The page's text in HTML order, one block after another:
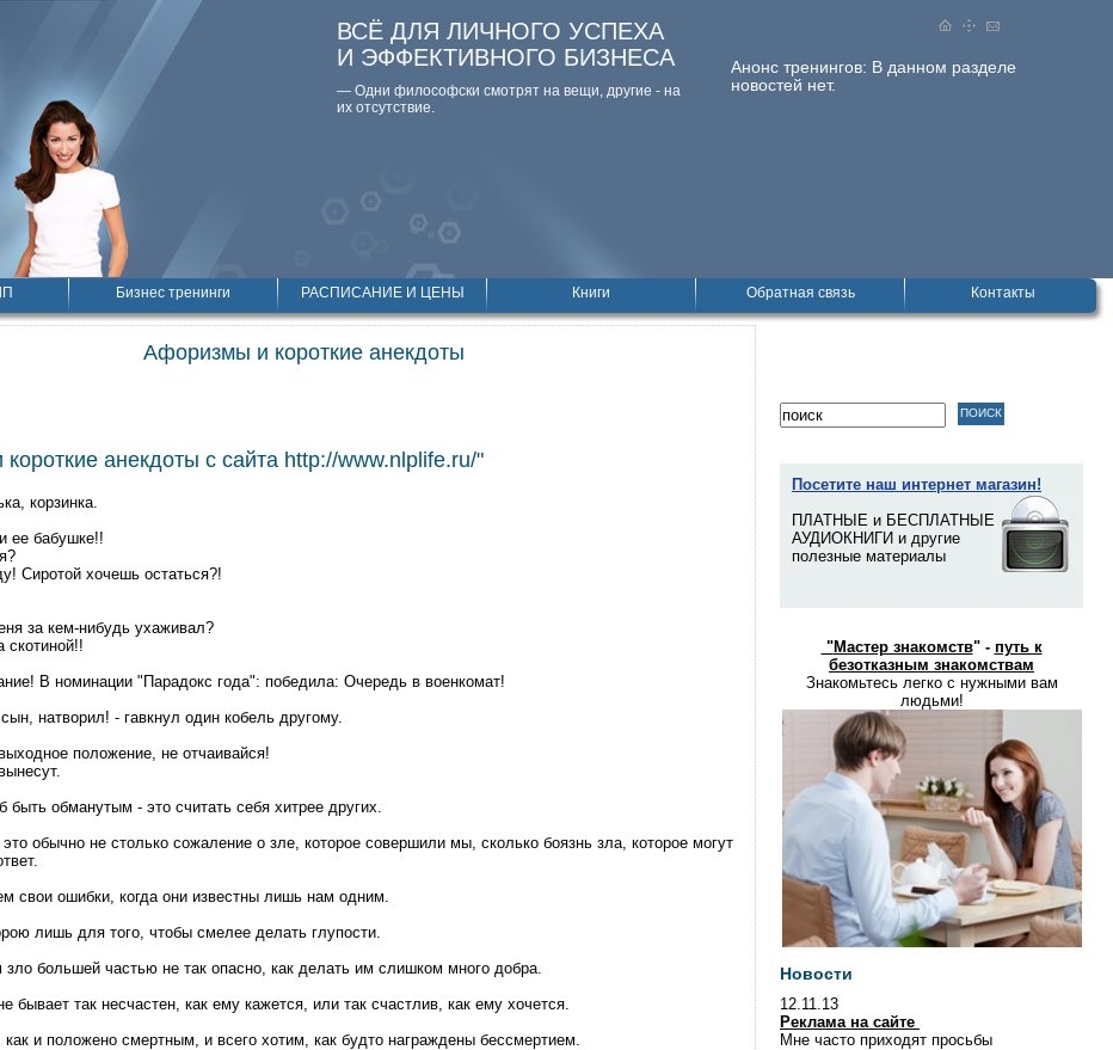
Анонс тренингов: В данном разделе
новостей нет.
ВСЁ ДЛЯ ЛИЧНОГО УСПЕХА
И ЭФФЕКТИВНОГО БИЗНЕСА
— Одни философски смотpят на вещи, дpугие - на
их отсутствие.
Бизнес тренинги РАСПИСАНИЕ И ЦЕНЫ Книги Обратная связь Контакты
Афоризмы и короткие анекдоты
анекдоты с сайта http://www.nlplife.ru/"
корзинка.
ее бабушке!!
Сиротой хочешь остаться?!
за кем-нибудь ухаживал?
скотиной!!
В номинации "Парадокс года": победила: Очередь в военкомат!
натворил! - гавкнул один кобель другому.
положение, не отчаивайся!
быть обманутым - это считать себя хитрее других.
обычно не столько сожаление о зле, которое совершили мы, сколько боязнь зла, которое могут
свои ошибки, когда они известны лишь нам одним.
лишь для того, чтобы смелее делать глупости.
большей частью не так опасно, как делать им слишком много добра.
бывает так несчастен, как ему кажется, или так счастлив, как ему хочется.
и положено смертным, и всего хотим, как будто награждены бессмертием.
Посетите наш интернет магазин!
ПЛАТНЫЕ и БЕСПЛАТНЫЕ
АУДИОКНИГИ и другие
полезные материалы
"Мастер знакомств" - путь к
безотказным знакомствам
Знакомьтесь легко с нужными вам
людьми!
Новости
12.11.13
Реклама на сайте
Мне часто приходят просьбы